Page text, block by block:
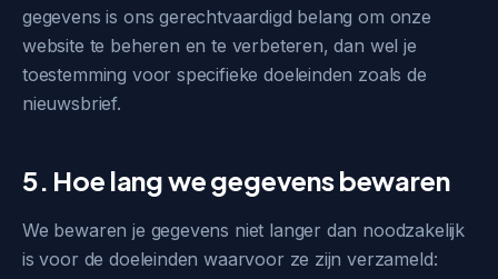
gegevens is ons gerechtvaardigd belang om onze
website te beheren en te verbeteren, dan wel je
toestemming voor specifieke doeleinden zoals de
nieuwsbrief.
5. Hoe lang we gegevens bewaren
We bewaren je gegevens niet langer dan noodzakelijk
is voor de doeleinden waarvoor ze zijn verzameld: